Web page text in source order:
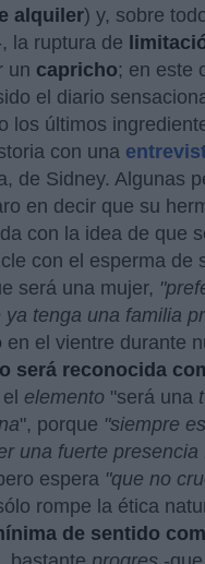
alquiler) y, sobre
la ruptura de
un capricho; en este
el diario
los últimos
con una
de Sidney. Algunas
en decir que su
con la idea de que
con el esperma de
será una mujer,
ya tenga una familia
en el vientre durante
será reconocida
elemento "será una
", porque "siempre
una fuerte
espera "que no
rompe la ética
de sentido